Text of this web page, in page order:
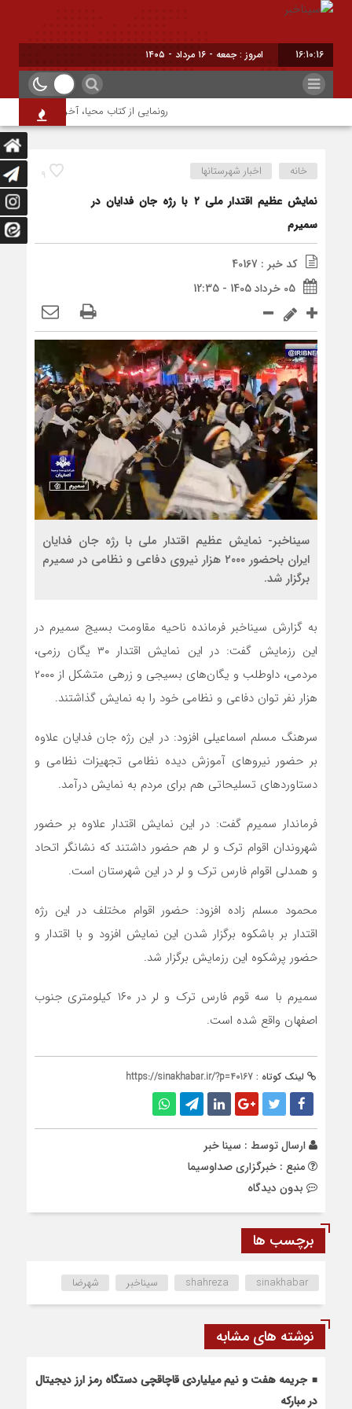
16:10:17 امروز : جمعه - ۱۶ مرداد - ۱۴۰۵
رونمایی از کتاب محیا، آخرین اثر
9 خانه اخبار شهرستانها
نمایش عظیم اقتدار ملی ۲ با رژه جان فدایان در
سمیرم
کد خبر : 40167
05 خرداد 1405 - 12:35
سیناخبر- نمایش عظیم اقتدار ملی با رژه جان فدایان
ایران باحضور ۲۰۰۰ هزار نیروی دفاعی و نظامی در سمیرم
برگزار شد.
به گزارش سیناخبر فرمانده ناحیه مقاومت بسیج سمیرم در
این رزمایش گفت: در این نمایش اقتدار ۳۰ یگان رزمی،
مردمی، داوطلب و یگان‌های بسیجی و زرهی متشکل از ۲۰۰۰
هزار نفر توان دفاعی و نظامی خود را به نمایش گذاشتند.
سرهنگ مسلم اسماعیلی افزود: در این رژه جان فدایان علاوه
بر حضور نیرو‌های آموزش دیده نظامی تجهیزات نظامی و
دستاورد‌های تسلیحاتی هم برای مردم به نمایش درآمد.
فرماندار سمیرم گفت: در این نمایش اقتدار علاوه بر حضور
شهروندان اقوام ترک و لر هم حضور داشتند که نشانگر اتحاد
و همدلی اقوام فارس ترک و لر در این شهرستان است.
محمود مسلم زاده افزود: حضور اقوام مختلف در این رژه
اقتدار بر باشکوه برگزار شدن این نمایش افزود و با اقتدار و
حضور پرشکوه این رزمایش برگزار شد.
سمیرم با سه قوم فارس ترک و لر در ۱۶۰ کیلومتری جنوب
اصفهان واقع شده است.
لینک کوتاه : https://sinakhabar.ir/?p=40167
ارسال توسط : سینا خبر
منبع : خبرگزاری صداوسیما
بدون دیدگاه
برچسب ها
shahreza sinakhabar سیناخبر شهرضا
نوشته های مشابه
جریمه هفت و نیم میلیاردی قاچاقچی دستگاه رمز ارز دیجیتال
در مبارکه